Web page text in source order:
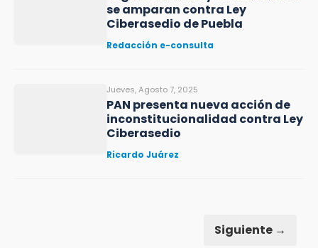
se amparan contra Ley
Ciberasedio de Puebla
Redacción e-consulta
Jueves, Agosto 7, 2025
PAN presenta nueva acción de
inconstitucionalidad contra Ley
Ciberasedio
Ricardo Juárez
Siguiente →